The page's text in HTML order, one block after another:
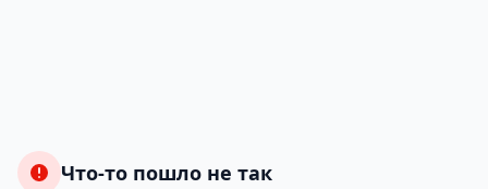
Что-то пошло не так